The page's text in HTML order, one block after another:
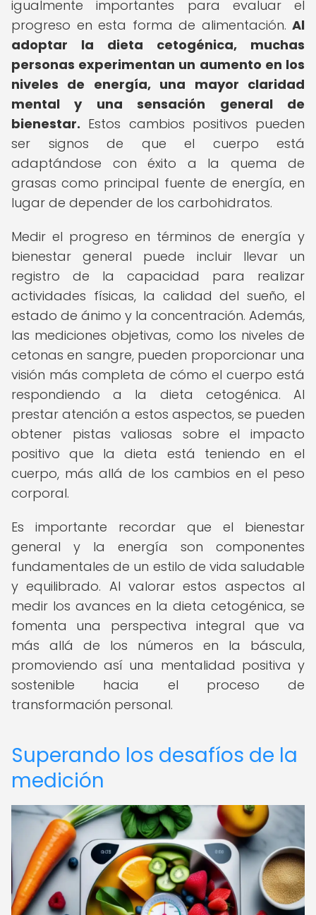
igualmente importantes para evaluar el
progreso en esta forma de alimentación. Al
adoptar la dieta cetogénica, muchas
personas experimentan un aumento en los
niveles de energía, una mayor claridad
mental y una sensación general de
bienestar. Estos cambios positivos pueden
ser signos de que el cuerpo está
adaptándose con éxito a la quema de
grasas como principal fuente de energía, en
lugar de depender de los carbohidratos.
Medir el progreso en términos de energía y
bienestar general puede incluir llevar un
registro de la capacidad para realizar
actividades físicas, la calidad del sueño, el
estado de ánimo y la concentración. Además,
las mediciones objetivas, como los niveles de
cetonas en sangre, pueden proporcionar una
visión más completa de cómo el cuerpo está
respondiendo a la dieta cetogénica. Al
prestar atención a estos aspectos, se pueden
obtener pistas valiosas sobre el impacto
positivo que la dieta está teniendo en el
cuerpo, más allá de los cambios en el peso
corporal.
Es importante recordar que el bienestar
general y la energía son componentes
fundamentales de un estilo de vida saludable
y equilibrado. Al valorar estos aspectos al
medir los avances en la dieta cetogénica, se
fomenta una perspectiva integral que va
más allá de los números en la báscula,
promoviendo así una mentalidad positiva y
sostenible hacia el proceso de
transformación personal.
Superando los desafíos de la
medición